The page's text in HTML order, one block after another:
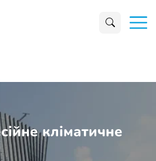
кліматичне